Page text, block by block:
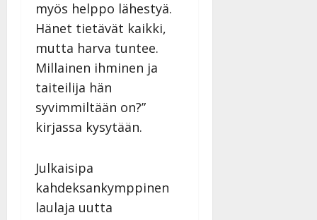
myös helppo lähestyä.
Hänet tietävät kaikki,
mutta harva tuntee.
Millainen ihminen ja
taiteilija hän
syvimmiltään on?”
kirjassa kysytään.
Julkaisipa
kahdeksankymppinen
laulaja uutta